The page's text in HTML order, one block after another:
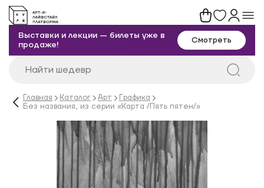
Выставки и лекции — билеты уже в
продаже!
Смотреть
Главная Каталог Арт
Графика
Без названия, из серии «Карта /Пять пятен/»